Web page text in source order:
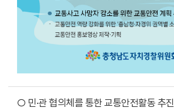
○ 민·관 협의체를 통한 교통안전활동 추진